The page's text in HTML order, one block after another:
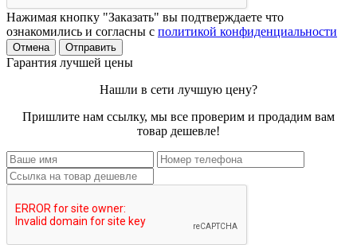
Нажимая кнопку "Заказать" вы подтверждаете что
ознакомились и согласны с политикой конфиденциальности
Отмена Отправить
Гарантия лучшей цены
Нашли в сети лучшую цену?
Пришлите нам ссылку, мы все проверим и продадим вам
товар дешевле!